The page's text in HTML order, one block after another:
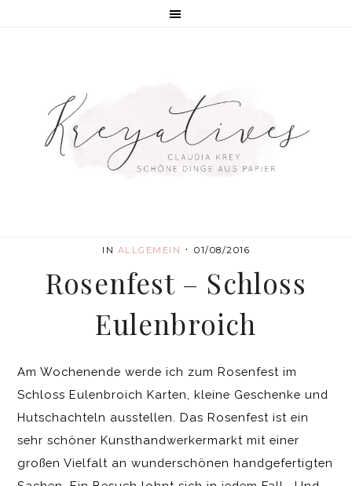
IN ALLGEMEIN · 01/08/2016
Rosenfest – Schloss
Eulenbroich
Am Wochenende werde ich zum Rosenfest im
Schloss Eulenbroich Karten, kleine Geschenke und
Hutschachteln ausstellen. Das Rosenfest ist ein
sehr schöner Kunsthandwerkermarkt mit einer
großen Vielfalt an wunderschönen handgefertigten